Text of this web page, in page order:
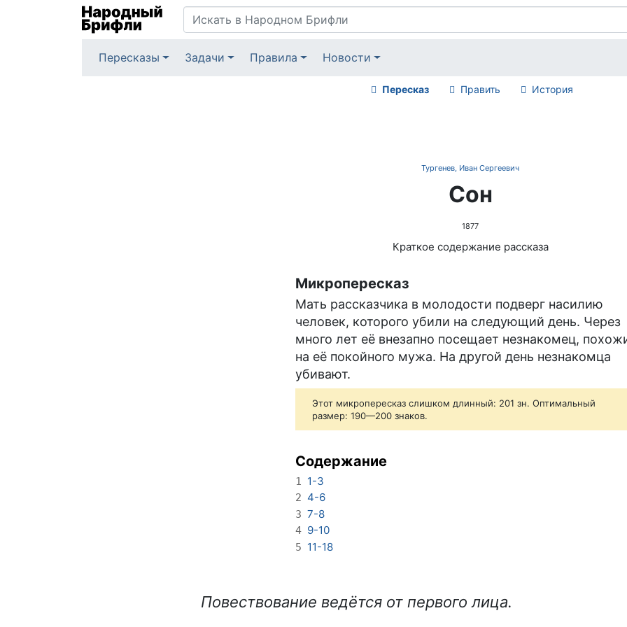
Пересказы Задачи Правила Новости
Пересказ Править История
Тургенев, Иван Сергеевич
Сон
1877
Краткое содержание рассказа
Микропересказ
Мать рассказчика в молодости подверг насилию
человек, которого убили на следующий день. Через
много лет её внезапно посещает незнакомец,
на её покойного мужа. На другой день незнакомца
убивают.
Этот микропересказ слишком длинный: 201 зн. Оптимальный
размер: 190—200 знаков.
Содержание
1 1-3
2 4-6
3 7-8
4 9-10
5 11-18
Повествование ведётся от первого лица.